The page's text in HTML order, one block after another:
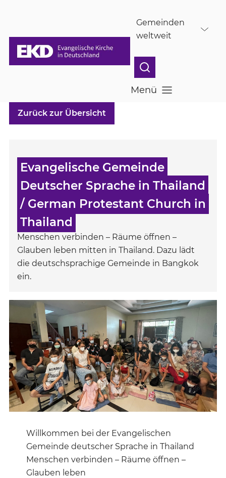
Gemeinden
weltweit
Menü
Menü öffnen
Zurück zur Übersicht
Evangelische Gemeinde
Deutscher Sprache in Thailand
/ German Protestant Church in
Thailand
Menschen verbinden – Räume öffnen –
Glauben leben mitten in Thailand. Dazu lädt
die deutschsprachige Gemeinde in Bangkok
ein.
Willkommen bei der Evangelischen
Gemeinde deutscher Sprache in Thailand
Menschen verbinden – Räume öffnen –
Glauben leben